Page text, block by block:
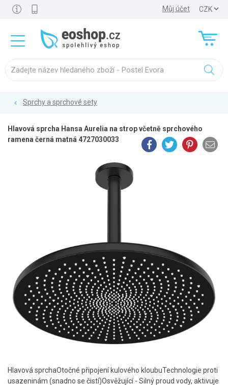
Můj účet
Sprchy a sprchové sety
Hlavová sprcha Hansa Aurelia na strop včetně sprchového
ramena černá matná 4727030033
Hlavová sprchaOtočné připojení kulového kloubuTechnologie proti
usazeninám (snadno se čistí)Osvěžující - Silný proud vody, aktivuje